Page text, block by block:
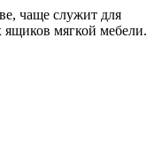
чаще служит для
мягкой мебели.